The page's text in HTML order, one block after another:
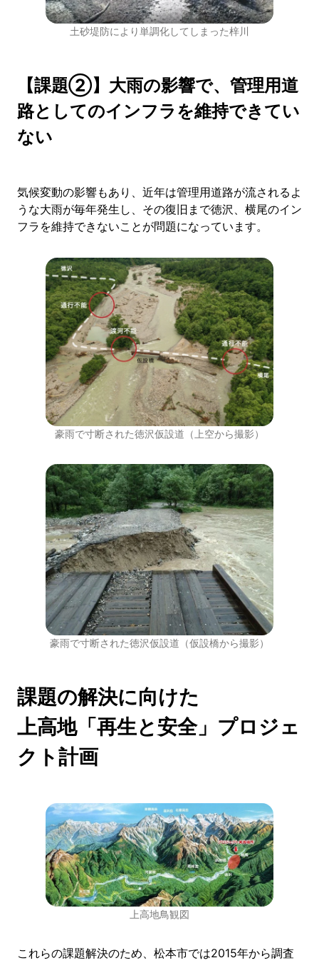
土砂堤防により単調化してしまった梓川
【課題②】大雨の影響で、管理用道
路としてのインフラを維持できてい
ない
気候変動の影響もあり、近年は管理用道路が流されるよ
うな大雨が毎年発生し、その復旧まで徳沢、横尾のイン
フラを維持できないことが問題になっています。
豪雨で寸断された徳沢仮設道（上空から撮影）
豪雨で寸断された徳沢仮設道（仮設橋から撮影）
課題の解決に向けた
上高地「再生と安全」プロジェ
クト計画
上高地鳥観図
これらの課題解決のため、松本市では2015年から調査